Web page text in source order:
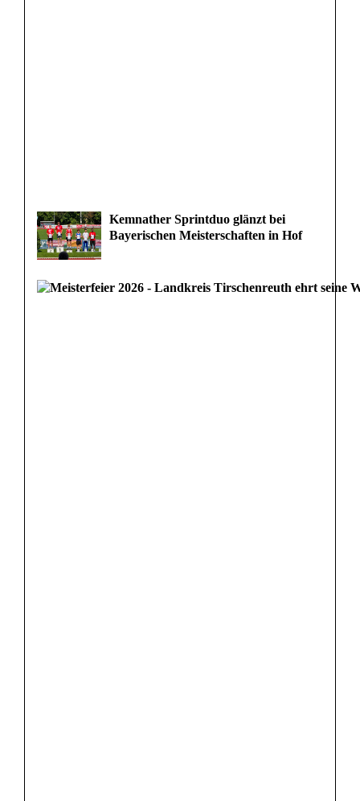
Kemnather Sprintduo glänzt bei
Bayerischen Meisterschaften in Hof